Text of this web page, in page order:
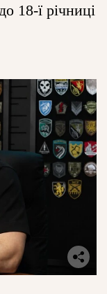
18-ї річниці